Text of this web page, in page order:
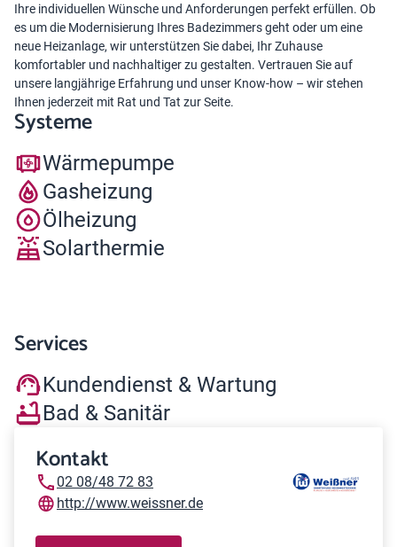
Ihre individuellen Wünsche und Anforderungen perfekt erfüllen. Ob
es um die Modernisierung Ihres Badezimmers geht oder um eine
neue Heizanlage, wir unterstützen Sie dabei, Ihr Zuhause
komfortabler und nachhaltiger zu gestalten. Vertrauen Sie auf
unsere langjährige Erfahrung und unser Know-how – wir stehen
Ihnen jederzeit mit Rat und Tat zur Seite.
Systeme
Wärmepumpe
Gasheizung
Ölheizung
Solarthermie
Services
Kundendienst & Wartung
Bad & Sanitär
Kontakt
02 08/48 72 83
http://www.weissner.de